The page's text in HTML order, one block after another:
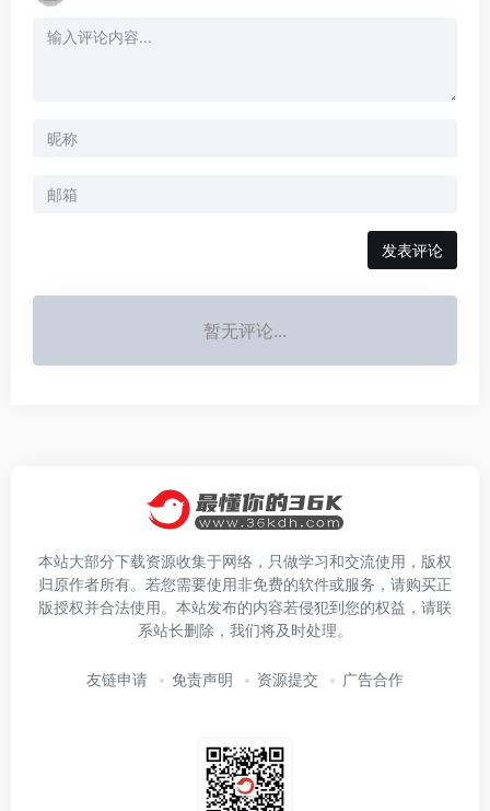
发表评论
暂无评论...
本站大部分下载资源收集于网络，只做学习和交流使用，版权
归原作者所有。若您需要使用非免费的软件或服务，请购买正
版授权并合法使用。本站发布的内容若侵犯到您的权益，请联
系站长删除，我们将及时处理。
友链申请 免责声明 资源提交 广告合作